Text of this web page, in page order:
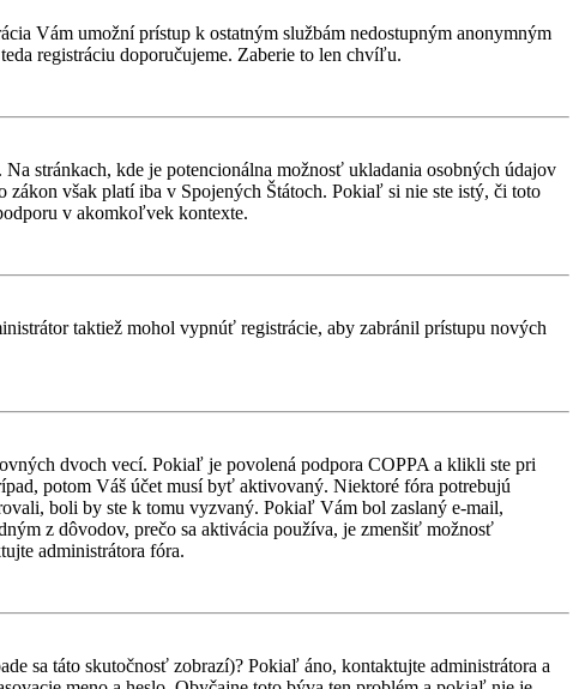
Vám umožní prístup k ostatným službám nedostupným anonymným
registráciu doporučujeme. Zaberie to len chvíľu.
stránkach, kde je potencionálna možnosť ukladania osobných údajov
však platí iba v Spojených Štátoch. Pokiaľ si nie ste istý, či toto
v akomkoľvek kontexte.
taktiež mohol vypnúť registrácie, aby zabránil prístupu nových
dvoch vecí. Pokiaľ je povolená podpora COPPA a klikli ste pri
potom Váš účet musí byť aktivovaný. Niektoré fóra potrebujú
boli by ste k tomu vyzvaný. Pokiaľ Vám bol zaslaný e-mail,
z dôvodov, prečo sa aktivácia používa, je zmenšiť možnosť
administrátora fóra.
sa táto skutočnosť zobrazí)? Pokiaľ áno, kontaktujte administrátora a